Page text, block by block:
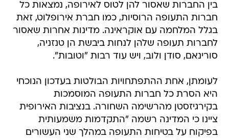
בין החברות שאסור להן לטוס לאירופה, נמצאות כל
חברות התעופה הרוסיות, כמו חברת אירופלוט, זאת
בגלל המלחמה עם אוקראינה. מדינות אחרות שאסור
לחברות תעופה שלהן לנחות ביבשת הן טנזניה,
סורינאם, סודן ולוב, ויש עוד רבות "וטובות".
לעומתן, אחת ההתפתחויות הבולטות בעדכון הנוכחי
היא הסרת כל חברות התעופה המוסמכות
בקירגיזסטן מהרשימה השחורה. בנציבות האירופית
ציינו כי המדינה רשמה "התקדמות משמעותית
בפיקוח על בטיחות התעופה במהלך שני העשורים